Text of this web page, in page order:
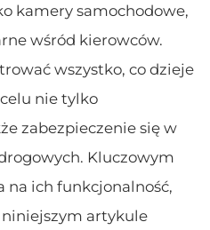
kamery samochodowe,
wśród kierowców.
wszystko, co dzieje
nie tylko
zabezpieczenie się w
Kluczowym
na ich funkcjonalność,
niniejszym artykule